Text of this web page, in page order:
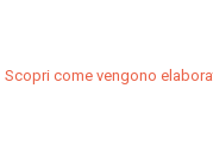
Scopri come vengono